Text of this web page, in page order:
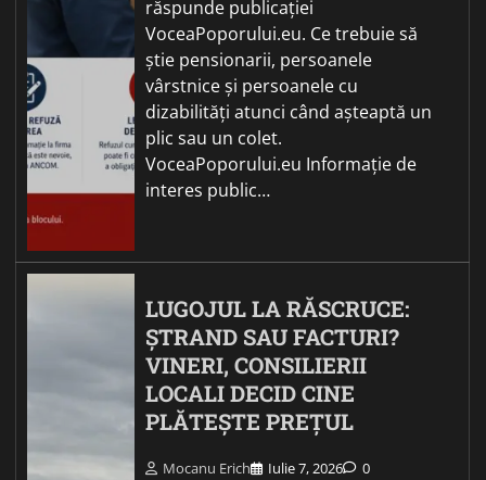
răspunde publicației
VoceaPoporului.eu. Ce trebuie să
știe pensionarii, persoanele
vârstnice și persoanele cu
dizabilități atunci când așteaptă un
plic sau un colet.
VoceaPoporului.eu Informație de
interes public…
LUGOJUL LA RĂSCRUCE:
ȘTRAND SAU FACTURI?
VINERI, CONSILIERII
LOCALI DECID CINE
PLĂTEȘTE PREȚUL
Mocanu Erich Iulie 7, 2026 0